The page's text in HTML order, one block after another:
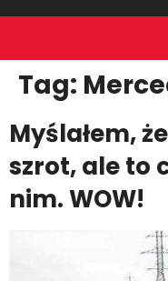
Tag:
Myślałem,
szrot, ale to
nim. WOW!